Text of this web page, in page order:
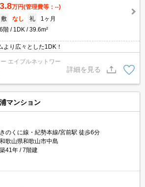
3.8万円(管理費等：--)
敷
なし 礼
1ヶ月
6階
1DK 39.6m²
より広々とした1DK！
エイブルネットワー
詳細を見る
マンション
きのくに線・紀勢本線/宮前駅 徒歩6分
和歌山県和歌山市中島
築41年
7階建